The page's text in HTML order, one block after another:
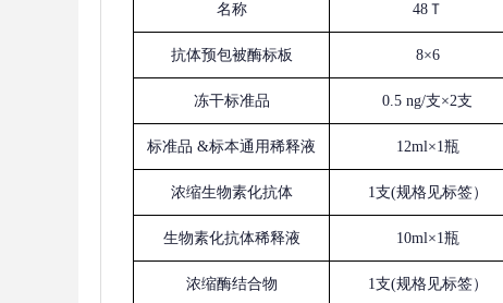
名称 48Ｔ
抗体预包被酶标板 8×6
冻干标准品 0.5 ng/支×2支
标准品 &标本通用稀释液 12ml×1瓶
浓缩生物素化抗体 1支(规格见标签）
生物素化抗体稀释液 10ml×1瓶
浓缩酶结合物 1支(规格见标签）